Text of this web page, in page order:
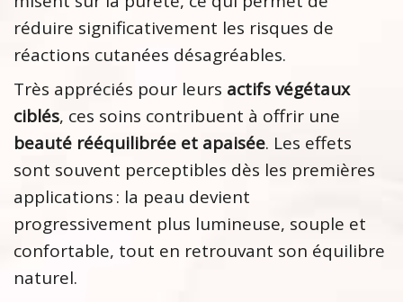
réduire significativement les risques de
réactions cutanées désagréables.
Très appréciés pour leurs actifs végétaux
ciblés, ces soins contribuent à offrir une
beauté rééquilibrée et apaisée. Les effets
sont souvent perceptibles dès les premières
applications : la peau devient
progressivement plus lumineuse, souple et
confortable, tout en retrouvant son équilibre
naturel.